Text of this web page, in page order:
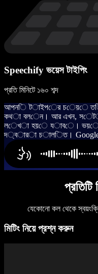
Speechify ভয়েস টাইপিং
প্রতি মিনিটে ১৬০ শব্দ
আপনি টাইপের চেয়ে ত
কথা বলেন। আর এখন, সেট
লেখা হয়ে যাবে। ভয়
দ্বারা চালিত। Googl
প্রতিটি
যেকোনো কল থেকে
মিটিং নিয়ে প্রশ্ন করুন